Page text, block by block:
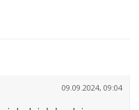
09.09.2024, 09:04